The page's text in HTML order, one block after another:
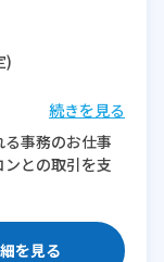
)
続きを見る
事務のお仕事
との取引を支
を見る